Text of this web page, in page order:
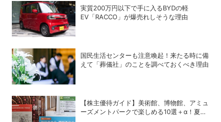
実質200万円以下で手に入るBYDの軽
EV「RACCO」が爆売れしそうな理由
国民生活センターも注意喚起！来たる時に備
えて「葬儀社」のことを調べておくべき理由
【株主優待ガイド】美術館、博物館、アミュ
ーズメントパークで楽しめる10選＋α！夏休